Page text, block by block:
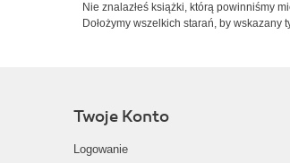
Nie znalazłeś książki, którą powinniśmy
Dołożymy wszelkich starań, by wskazany
Twoje Konto
Logowanie